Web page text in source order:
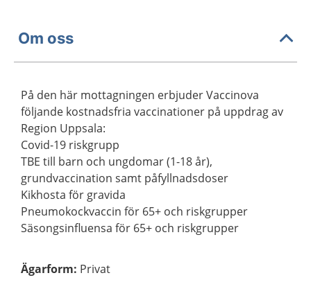
Om oss
På den här mottagningen erbjuder Vaccinova
följande kostnadsfria vaccinationer på uppdrag av
Region Uppsala:
Covid-19 riskgrupp
TBE till barn och ungdomar (1-18 år),
grundvaccination samt påfyllnadsdoser
Kikhosta för gravida
Pneumokockvaccin för 65+ och riskgrupper
Säsongsinfluensa för 65+ och riskgrupper
Ägarform: Privat